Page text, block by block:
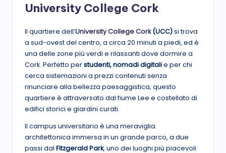
University College Cork
Il quartiere dell’University College Cork(UCC)si trova
a sud-ovest del centro, a circa 20 minuti a piedi, ed è
una delle zone più verdi e rilassanti dove dormire a
Cork. Perfetto perstudenti, nomadi digitalie per chi
cerca sistemazioni a prezzi contenuti senza
rinunciare alla bellezza paesaggistica, questo
quartiere è attraversato dal fiume Lee e costellato di
edifici storici e giardini curati.
Il campus universitario è una meraviglia
architettonica immersa in un grande parco, a due
passi dal Fitzgerald Park, uno dei luoghi più piacevoli